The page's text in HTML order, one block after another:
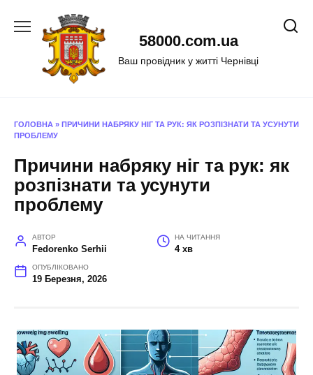
58000.com.ua
Ваш провідник у житті Чернівці
ГОЛОВНА » ПРИЧИНИ НАБРЯКУ НІГ ТА РУК: ЯК РОЗПІЗНАТИ ТА УСУНУТИ
ПРОБЛЕМУ
Причини набряку ніг та рук: як
розпізнати та усунути
проблему
АВТОР
Fedorenko Serhii
НА ЧИТАННЯ
4 хв
ОПУБЛІКОВАНО
19 Березня, 2026